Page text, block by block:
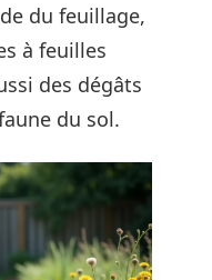
du feuillage,
à feuilles
des dégâts
du sol.